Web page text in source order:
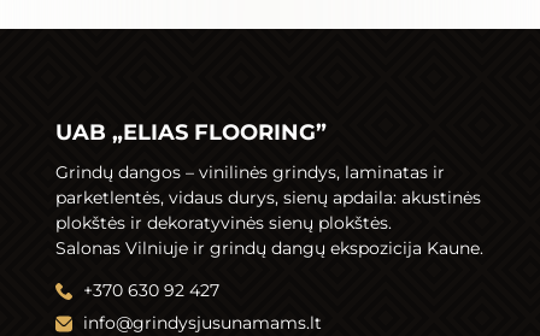
UAB „ELIAS FLOORING”
Grindų dangos – vinilinės grindys, laminatas ir
parketlentės, vidaus durys, sienų apdaila: akustinės
plokštės ir dekoratyvinės sienų plokštės.
Salonas Vilniuje ir grindų dangų ekspozicija Kaune.
+370 630 92 427
info@grindysjusunamams.lt